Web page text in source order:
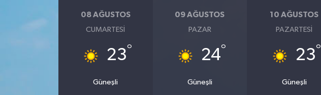
08 AĞUSTOS
CUMARTESI
23°
Güneşli
09 AĞUSTOS
PAZAR
24°
Güneşli
10 AĞUSTOS
PAZARTESI
23°
Güneşli